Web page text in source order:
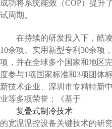
成功将系统能效（COP）提升
试周期。
在持续的研发投入下，酷
10余项、实用新型专利30余项
项，并在全球多个国家和地区
度参与1项国家标准和3项团体
新技术企业、深圳市专精特新
业等多项荣誉；《基于
复叠式制冷技术
的宽温温控设备关键技术的研